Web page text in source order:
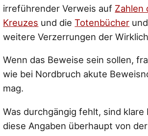
irreführender Verweis auf Zahlen
Kreuzes und dieTotenbücher
weitere Verzerrungen der
Wenn das Beweise sein sollen,
wie bei Nordbruch akute
mag.
Was durchgängig fehlt, sind klare
diese Angaben überhaupt von der